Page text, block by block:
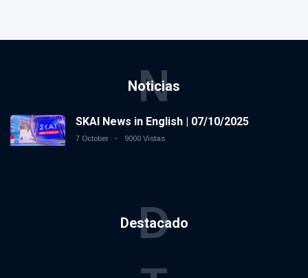
Noticias
N
SKAI News in English | 07/10/2025
7 October 9000 Vistas
Destacado
D